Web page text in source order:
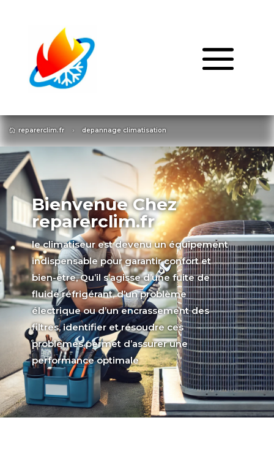
 reparerclim.fr 5 depannage climatisation
Bienvenue Chez
reparerclim.fr
le climatiseur est devenu un équipement
indispensable pour garantir confort et
bien-être, Qu’il s’agisse d’une fuite de
fluide réfrigérant, d’un problème
électrique ou d’un encrassement des
filtres, identifier et résoudre ces
problèmes permet d’assurer une
performance optimale